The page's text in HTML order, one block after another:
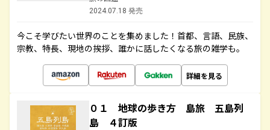
2024.07.18 発売
今こそ学びたい世界のことを集めました！首都、言語、民族、
宗教、特長、現地の挨拶、誰かに話したくなる旅の雑学も。
詳細を見る
０１ 地球の歩き方 島旅 五島列
島 ４訂版